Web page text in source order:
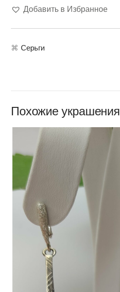
Добавить в Избранное
⌘ Серьги
Похожие украшения